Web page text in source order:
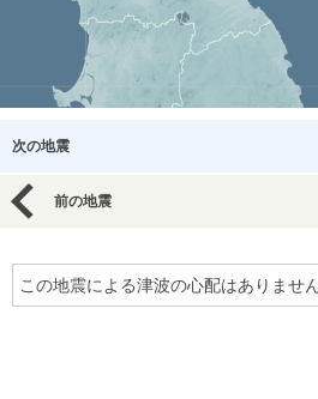
次の地震
前の地震
この地震による津波の心配はありません